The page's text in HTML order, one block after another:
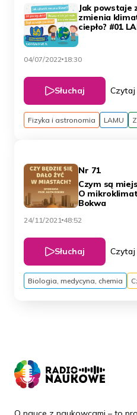
Jak powstaje
zmienia
ciepło? #01
04/07/2022 18:30
Słuchaj Czytaj
Fizyka i astronomia LAMU
Nr 71
Czym są
O
Bokwa
24/11/2021 48:52
Słuchaj Czytaj
Biologia, medycyna, chemia